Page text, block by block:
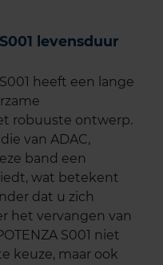
levensduur
heeft een lange
robuuste ontwerp.
van ADAC,
band een
wat betekent
dat u zich
het vervangen van
S001 niet
keuze, maar ook